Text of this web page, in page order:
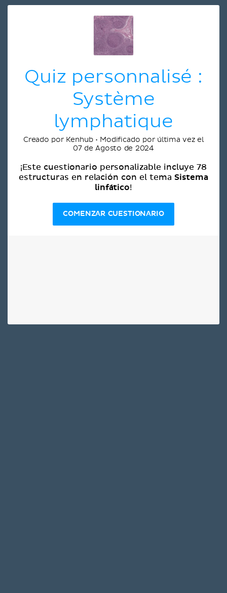
Quiz personnalisé :
Système
lymphatique
Creado por Kenhub • Modificado por última vez el
07 de Agosto de 2024
¡Este cuestionario personalizable incluye 78
estructuras en relación con el tema Sistema
linfático!
COMENZAR CUESTIONARIO